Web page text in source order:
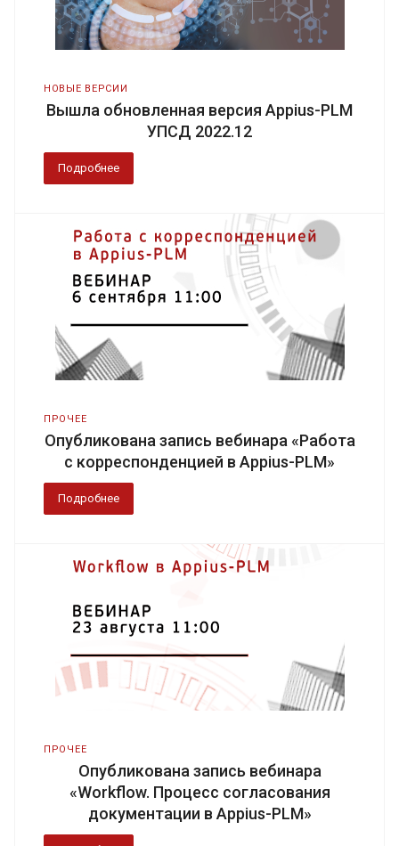
НОВЫЕ ВЕРСИИ
Вышла обновленная версия Appius-PLM
УПСД 2022.12
Подробнее
ПРОЧЕЕ
Опубликована запись вебинара «Работа
с корреспонденцией в Appius-PLM»
Подробнее
ПРОЧЕЕ
Опубликована запись вебинара
«Workflow. Процесс согласования
документации в Appius-PLM»